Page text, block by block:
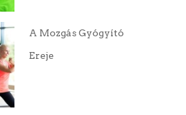
A Mozgás Gyógyító
Ereje